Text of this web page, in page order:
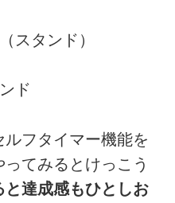
スタンド）
ド
フタイマー機能を
てみるとけっこう
と達成感もひとしお